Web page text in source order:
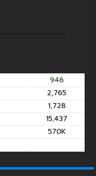
946
2,765
1,728
15,437
570K